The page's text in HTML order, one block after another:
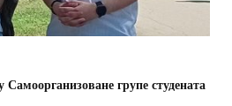
групе студената